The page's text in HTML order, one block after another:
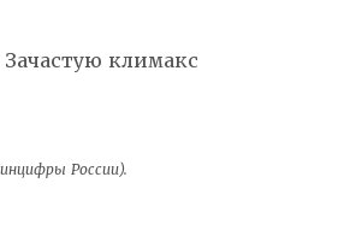
климакс
России).